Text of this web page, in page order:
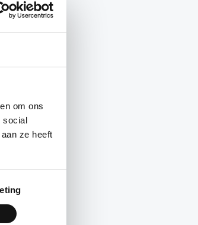
om ons
social
ze heeft